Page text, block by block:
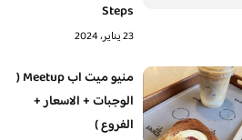
Steps
23 يناير، 2024
منيو ميت اب Meetup (
الوجبات + الاسعار +
الفروع )